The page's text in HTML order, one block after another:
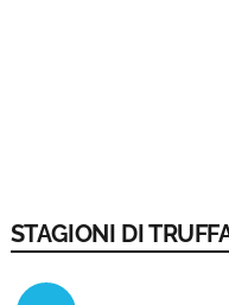
STAGIONI DI